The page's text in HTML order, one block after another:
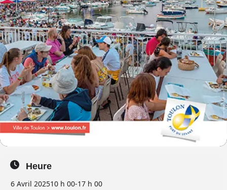
Heure
6 Avril 202510 h 00-17 h 00